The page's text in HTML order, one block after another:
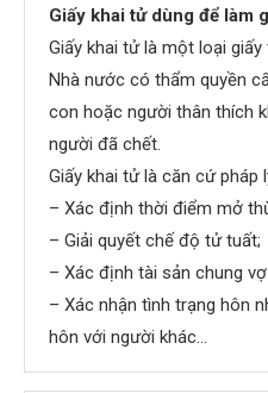
Giấy khai tử dùng để làm
Giấy khai tử là một loại
Nhà nước có thẩm quyền
con hoặc người thân thích
người đã chết.
Giấy khai tử là căn cứ pháp
– Xác định thời điểm mở
– Giải quyết chế độ tử tuất;
– Xác định tài sản chung
– Xác nhận tình trạng hôn
hôn với người khác…